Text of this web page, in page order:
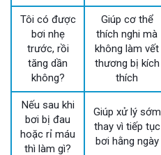
Tôi có được
bơi nhẹ
trước, rồi
tăng dần
không?
Giúp cơ thể
thích nghi mà
không làm vết
thương bị kích
thích
Nếu sau khi
bơi bị đau
hoặc rỉ máu
thì làm gì?
Giúp xử lý sớm
thay vì tiếp tục
bơi hằng ngày